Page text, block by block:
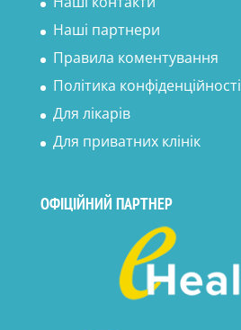
Наші партнери
Правила коментування
Політика конфіденційності
Для лікарів
Для приватних клінік
ОФІЦІЙНИЙ ПАРТНЕР